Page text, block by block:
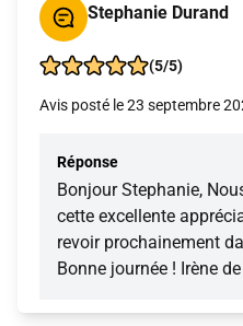
Stephanie Durand
(5/5)
Avis posté le 23 septembre
Réponse
Bonjour Stephanie,
cette excellente
revoir prochainement
Bonne journée ! Irène